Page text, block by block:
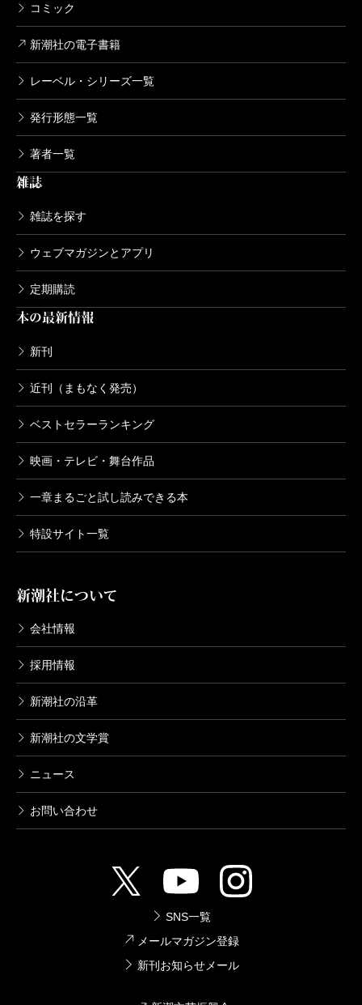
コミック
新潮社の電子書籍
レーベル・シリーズ一覧
発行形態一覧
著者一覧
雑誌
雑誌を探す
ウェブマガジンとアプリ
定期購読
本の最新情報
新刊
近刊（まもなく発売）
ベストセラーランキング
映画・テレビ・舞台作品
一章まるごと試し読みできる本
特設サイト一覧
新潮社について
会社情報
採用情報
新潮社の沿革
新潮社の文学賞
ニュース
お問い合わせ
SNS一覧
メールマガジン登録
新刊お知らせメール